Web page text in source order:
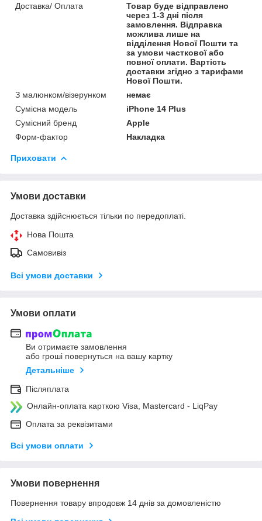
Доставка/ Оплата
Товар буде відправлено
через 1-3 дні після
замовлення. Відправка
можлива лише на
відділення Нової Пошти та
за умови часткової або
повної оплати. Вартість
доставки згідно з тарифами
Нової Пошти.
З малюнком/візерунком
немає
Сумісна модель
iPhone 14 Plus
Сумісний бренд
Apple
Форм-фактор
Накладка
Приховати
Умови доставки
Доставка здійснюється тільки по передоплаті.
Нова Пошта
Самовивіз
Всі умови доставки
Умови оплати
Ви отримаєте замовлення
або гроші повернуться на вашу картку
Детальніше
Післяплата
Онлайн-оплата карткою Visa, Mastercard - LiqPay
Оплата за реквізитами
Всі умови оплати
Умови повернення
Повернення товару впродовж 14 днів за домовленістю